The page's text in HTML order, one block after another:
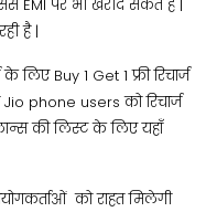
EMI पर भी खरीद सकते है |
है |
Buy 1 Get 1 फ्री रिचार्ज
phone users को रिचार्ज
की लिस्ट के लिए यहाँ
को राहत मिलेगी